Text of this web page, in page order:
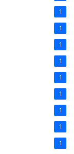
1
1
1
1
1
1
1
1
1